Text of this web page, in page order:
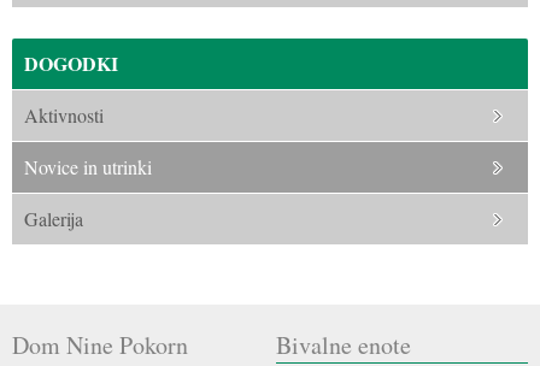
DOGODKI
Aktivnosti
Novice in utrinki
Galerija
Dom Nine Pokorn
Bivalne enote